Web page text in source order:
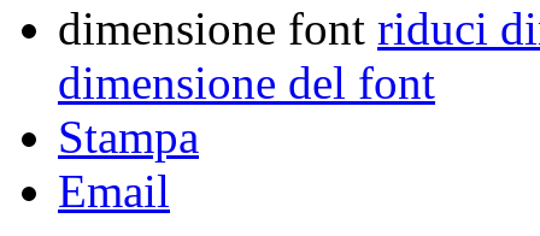
dimensione font riduci
dimensione del font
Stampa
Email